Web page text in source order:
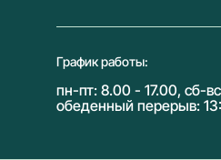
График работы:
пн-пт: 8.00 - 17.00, сб-
обеденный перерыв: